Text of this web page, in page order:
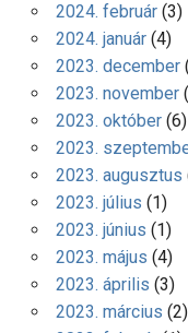
2024. február(3)
2024. január(4)
2023. december
2023. november
2023. október(6)
2023.
2023. augusztus
2023. július (1)
2023. június (1)
2023. május (4)
2023. április (3)
2023. március (2)